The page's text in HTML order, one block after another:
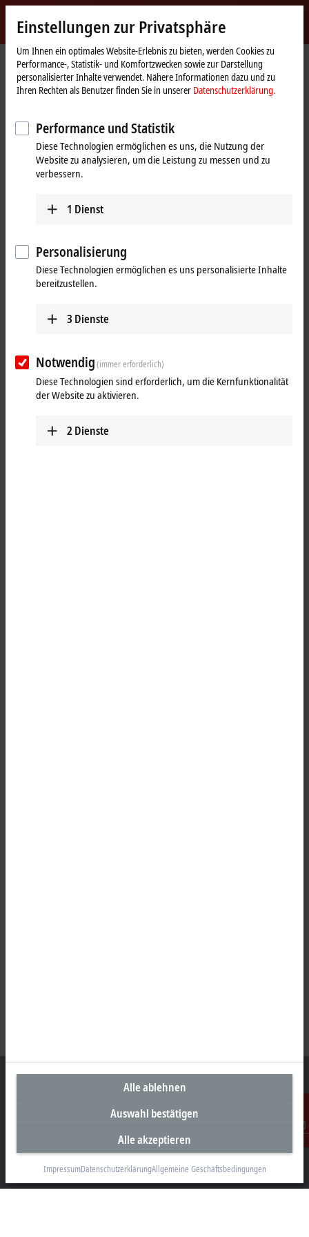
Beckhoff
-
New
Automation
Technology
myBeckhoff
StartseiteUnternehmen Globale Präsenz China Training
Kontakt
Training, China
Adresse und Kontakt
Beckhoff Automation Company Ltd.
Building No. 4, Shibei Zhihui Park
Shanghai
200072
China
+86 21 5677 4765
training@beckhoff.com.cn
www.beckhoff.com.cn
Beckhoff Automation GmbH
6706 Bürs
Einstellungen zur Privatsphäre
Um Ihnen ein optimales Website-Erlebnis zu bieten, werden Cookies zu
Performance-, Statistik- und Komfortzwecken sowie zur Darstellung
personalisierter Inhalte verwendet. Nähere Informationen dazu und zu
Ihren Rechten als Benutzer finden Sie in unserer Datenschutzerklärung.
Performance und Statistik
Diese Technologien ermöglichen es uns, die Nutzung der
Website zu analysieren, um die Leistung zu messen und zu
verbessern.
1 Dienst
Personalisierung
Diese Technologien ermöglichen es uns personalisierte Inhalte
bereitzustellen.
3 Dienste
Notwendig(immer erforderlich)
Diese Technologien sind erforderlich, um die Kernfunktionalität
der Website zu aktivieren.
2 Dienste
Alle ablehnen
Auswahl bestätigen
Alle akzeptieren
ImpressumDatenschutzerklärungAllgemeine Geschäftsbedingungen